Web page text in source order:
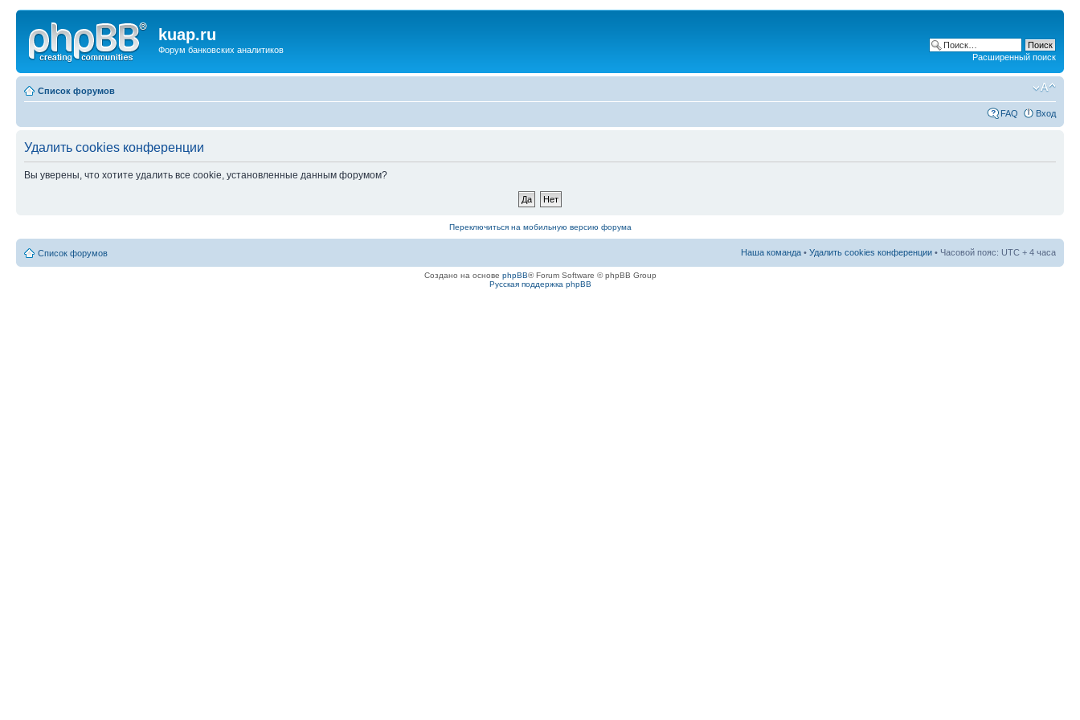
kuap.ru
Форум банковских аналитиков
Расширенный поиск
Список форумов
FAQ Вход
Удалить cookies конференции
Вы уверены, что хотите удалить все cookie, установленные данным форумом?
Переключиться на мобильную версию форума
Список форумов Наша команда • Удалить cookies конференции • Часовой пояс: UTC + 4 часа
Создано на основе phpBB® Forum Software © phpBB Group
Русская поддержка phpBB